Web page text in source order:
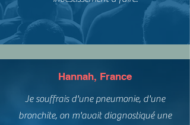
Hannah, France
Je souffrais d'une pneumonie, d'une
bronchite, on m'avait diagnostiqué une